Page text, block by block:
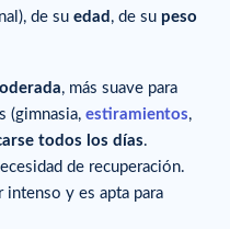
de su edad , de su peso
, más suave para
(gimnasia, estiramientos,
todos los días.
de recuperación.
intenso y es apta para